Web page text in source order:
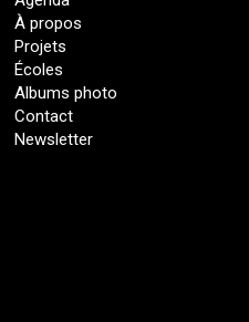
À propos
Projets
Écoles
Albums photo
Contact
Newsletter